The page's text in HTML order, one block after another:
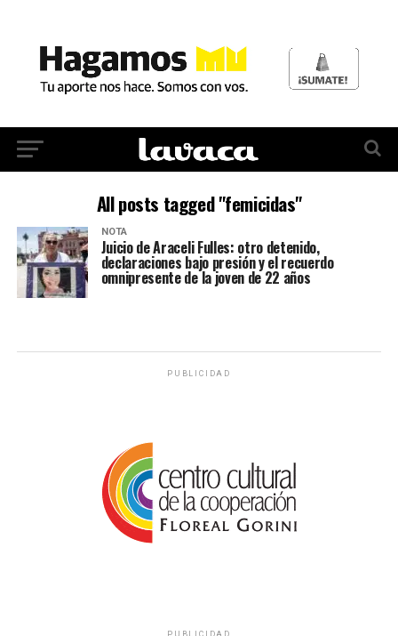
All posts tagged "femicidas"
NOTA
Juicio de Araceli Fulles: otro detenido,
declaraciones bajo presión y el recuerdo
omnipresente de la joven de 22 años
PUBLICIDAD
PUBLICIDAD